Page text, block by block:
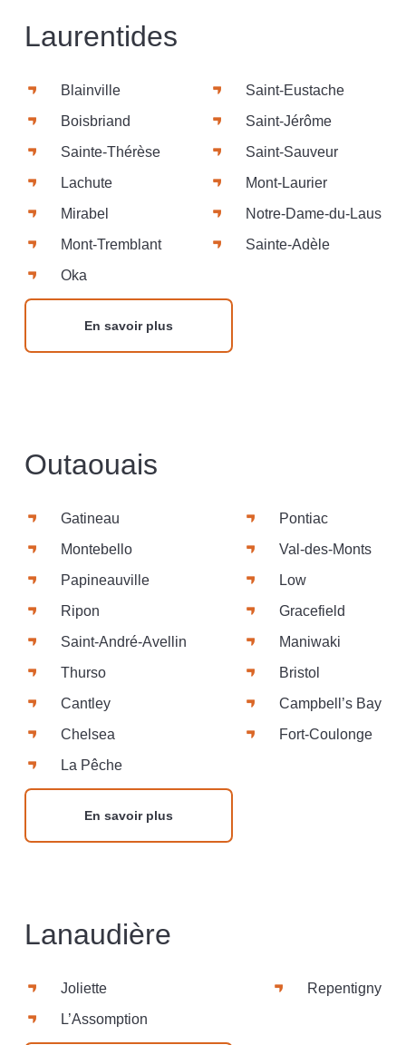
Laurentides
Blainville
Boisbriand
Sainte-Thérèse
Lachute
Mirabel
Mont-Tremblant
Oka
Saint-Eustache
Saint-Jérôme
Saint-Sauveur
Mont-Laurier
Notre-Dame-du-Laus
Sainte-Adèle
En savoir plus
Outaouais
Gatineau
Montebello
Papineauville
Ripon
Saint-André-Avellin
Thurso
Cantley
Chelsea
La Pêche
Pontiac
Val-des-Monts
Low
Gracefield
Maniwaki
Bristol
Campbell’s Bay
Fort-Coulonge
En savoir plus
Lanaudière
Joliette
L’Assomption
Repentigny